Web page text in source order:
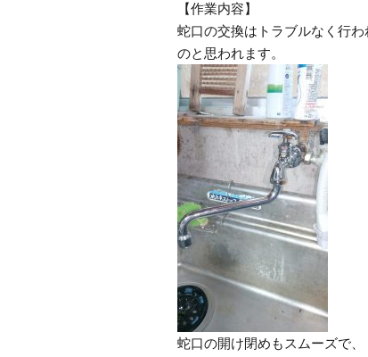
【作業内容】
蛇口の交換はトラブルなく行
のと思われます。
蛇口の開け閉めもスムーズで